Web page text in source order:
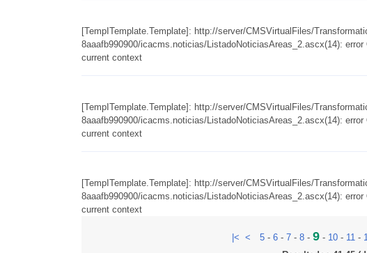
[TempITemplate.Template]: http://server/CMSVirtualFiles/
8aaafb990900/icacms.noticias/ListadoNoticiasAreas_2.ascx(14):
current context
[TempITemplate.Template]: http://server/CMSVirtualFiles/
8aaafb990900/icacms.noticias/ListadoNoticiasAreas_2.ascx(14):
current context
[TempITemplate.Template]: http://server/CMSVirtualFiles/
8aaafb990900/icacms.noticias/ListadoNoticiasAreas_2.ascx(14):
current context
|< < 5 - 6 - 7 - 8 - 9 - 10 - 11 -